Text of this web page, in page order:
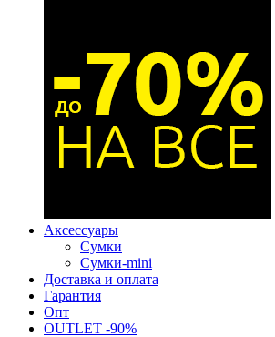
Аксессуары
Сумки
Сумки-mini
Доставка и оплата
Гарантия
Опт
OUTLET -90%